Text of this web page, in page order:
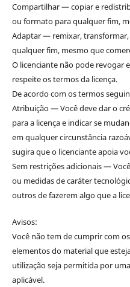
Compartilhar — copiar e
ou formato para qualquer fim,
Adaptar — remixar,
qualquer fim, mesmo que
O licenciante não pode revogar
respeite os termos da licença.
De acordo com os termos
Atribuição — Você deve dar o
para a licença e indicar se
em qualquer circunstância
sugira que o licenciante apoia
Sem restrições adicionais —
ou medidas de caráter
outros de fazerem algo que a
Avisos:
Você não tem de cumprir com
elementos do material que
utilização seja permitida por
aplicável.